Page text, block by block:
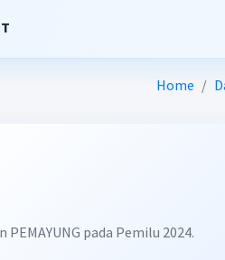
Home
pada Pemilu 2024.